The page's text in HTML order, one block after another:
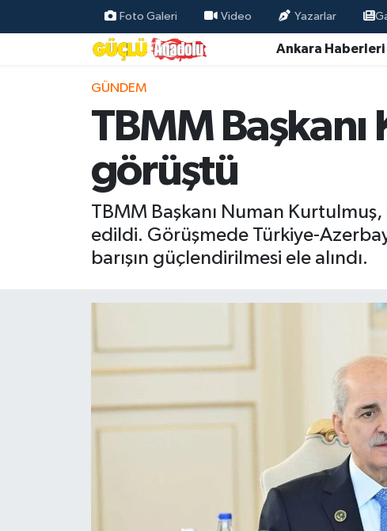
Foto Galeri Video Yazarlar
Ankara Haberleri
GÜNDEM
TBMM
görüştü
TBMM Başkanı Numan
edildi. Görüşmede Türkiye-
barışın güçlendirilmesi ele alındı.
Özel Haber
Resmi İlanlar
Ekonomi
Gündem
Burç Yorumları